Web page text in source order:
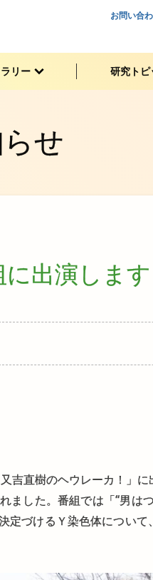
お問い合
リー 研究 ト
せ
に出演します
吉直樹のヘウレーカ！」
した。番組では「“男は
定づけるＹ染色体について